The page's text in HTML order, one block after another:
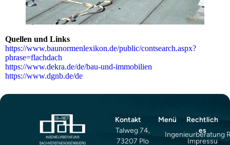
Quellen und Links
https://www.baunormenlexikon.de/public/contsearch.aspx?
phrase=flachdach
https://www.dekra.de/de/bau-und-immobilien
https://www.dgnb.de/de
Kontakt
Talweg 74,
73207 Plo
Menü
Ingenieurberatung
Rechtlich
es
Impressu